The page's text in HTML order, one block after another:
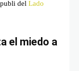
del Lado
el miedo a